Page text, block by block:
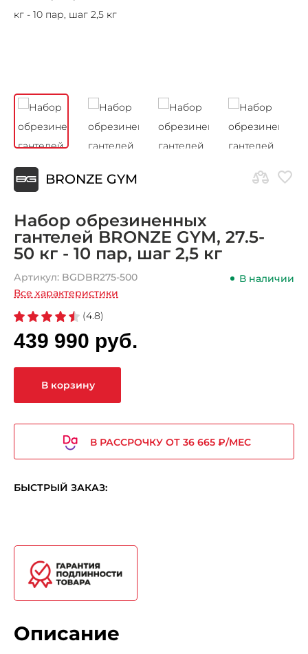
BRONZE GYM
Набор обрезиненных
гантелей BRONZE GYM, 27.5-
50 кг - 10 пар, шаг 2,5 кг
Артикул: BGDBR275-500
В наличии
Все характеристики
(4.8)
439 990 руб.
В корзину
В РАССРОЧКУ ОТ 36 665 ₽/МЕС
БЫСТРЫЙ ЗАКАЗ:
Описание